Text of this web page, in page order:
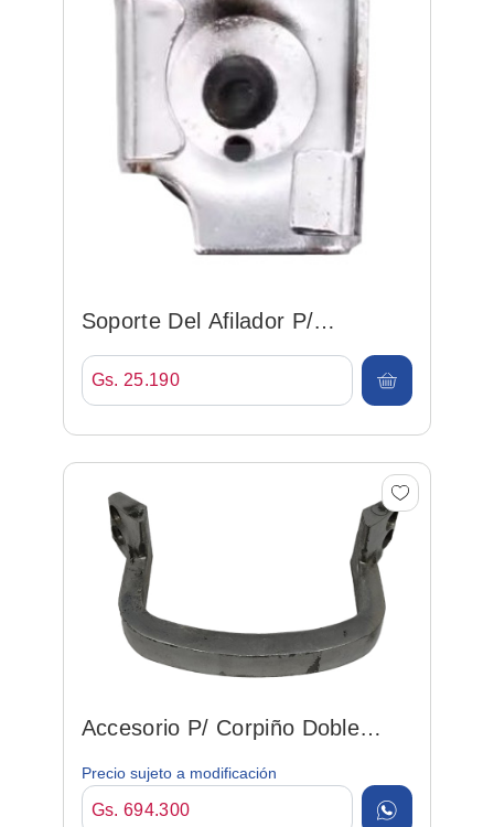
Soporte Del Afilador P/
Cortadora De 8
Gs. 25.190
Accesorio P/ Corpiño Doble
Precio sujeto a modificación
Gs. 694.300